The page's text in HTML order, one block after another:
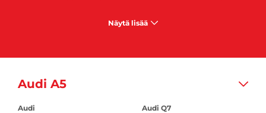
Näytä lisää
Audi A5
Audi
Audi Q7